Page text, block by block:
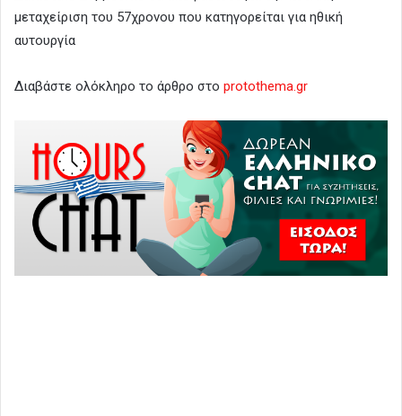
μεταχείριση του 57χρονου που κατηγορείται για ηθική
αυτουργία
Διαβάστε ολόκληρο το άρθρο στο protothema.gr